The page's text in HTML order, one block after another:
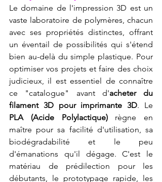
Le domaine de l'impression 3D est un
vaste laboratoire de polymères, chacun
avec ses propriétés distinctes, offrant
un éventail de possibilités qui s'étend
bien au-delà du simple plastique. Pour
optimiser vos projets et faire des choix
judicieux, il est essentiel de connaître
ce "catalogue" avant d'acheter du
filament 3D pour imprimante 3D
PLA (Acide Polylactique) règne en
maître pour sa facilité d'utilisation, sa
biodégradabilité et le peu
d'émanations qu'il dégage. C'est le
matériau de prédilection pour les
débutants, le prototypage rapide, les